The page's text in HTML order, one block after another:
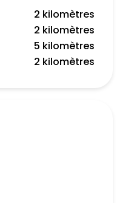
2 kilomètres
2 kilomètres
5 kilomètres
2 kilomètres